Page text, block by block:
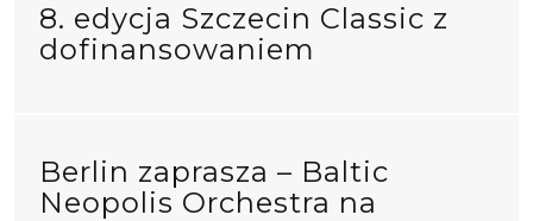
8. edycja Szczecin Classic z
dofinansowaniem
Berlin zaprasza – Baltic
Neopolis Orchestra na